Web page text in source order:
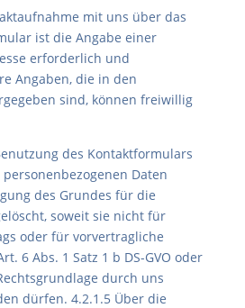
mit uns über das
ist die Angabe einer
erforderlich und
Angaben, die in den
sind, können freiwillig
des Kontaktformulars
Daten
des Grundes für die
soweit sie nicht für
oder für vorvertragliche
6 Abs. 1 Satz 1 b DS-GVO oder
durch uns
dürfen. 4.2.1.5 Über die